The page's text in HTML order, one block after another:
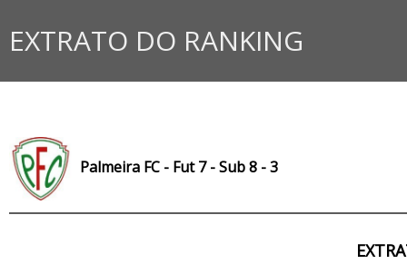
EXTRATO DO RANKING
Palmeira FC - Fut 7 - Sub 8 - 3